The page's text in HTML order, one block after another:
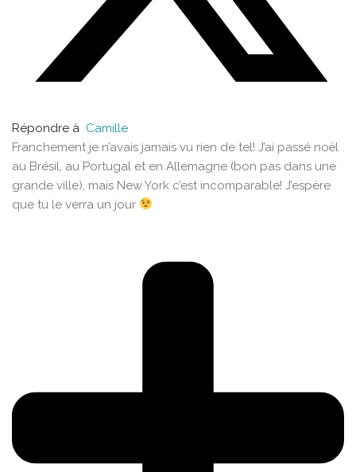
Répondre à Camille
Franchement je n’avais jamais vu rien de tel! J’ai passé noël
au Brésil, au Portugal et en Allemagne (bon pas dans une
grande ville), mais New York c’est incomparable! J’espère
que tu le verra un jour